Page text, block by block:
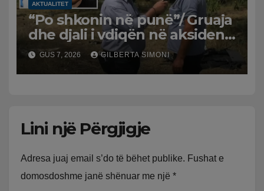
AKTUALITET
“Po shkonin në punë”/ Gruaja
dhe djali i vdiqën në aksident,
shqiptari në Greqi prek
zemrat: Humba gjithçka!
GUS 7, 2026 GILBERTA SIMONI
Lini një Përgjigje
Adresa juaj email s’do të bëhet publike. Fushat e
domosdoshme janë shënuar me një *